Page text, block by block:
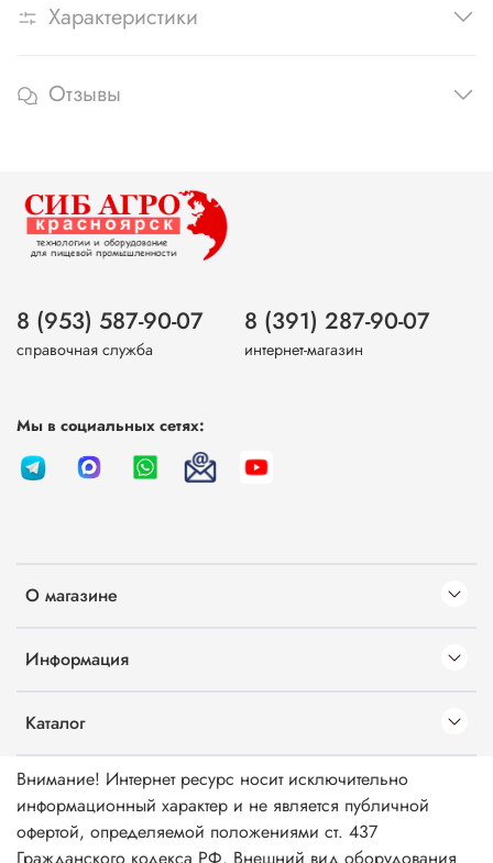
Характеристики
Отзывы
О магазине
Информация
Каталог
8 (953) 587-90-07
справочная служба
8 (391) 287-90-07
интернет-магазин
Мы в социальных сетях:
Внимание! Интернет ресурс носит исключительно
информационный характер и не является публичной
офертой, определяемой положениями ст. 437
Гражданского кодекса РФ. Внешний вид оборудования